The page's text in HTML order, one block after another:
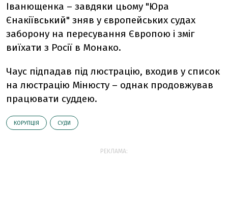
Іванющенка – завдяки цьому "Юра
Єнакіївський" зняв у європейських судах
заборону на пересування Європою і зміг
виїхати з Росії в Монако.
Чаус підпадав під люстрацію, входив у список
на люстрацію Мінюсту – однак продовжував
працювати суддею.
КОРУПЦІЯ СУДИ
РЕКЛАМА: